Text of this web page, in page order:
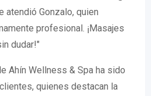
atendió Gonzalo, quien
profesional. ¡Masajes
dudar!"
Ahín Wellness & Spa ha sido
quienes destacan la